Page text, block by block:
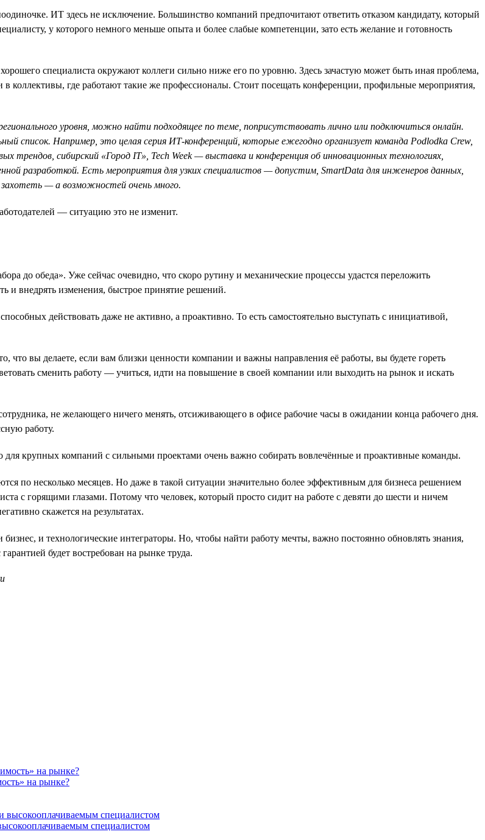
ИТ здесь не исключение. Большинство компаний предпочитают ответить отказом кандидату, который
у которого немного меньше опыта и более слабые компетенции, зато есть желание и готовность
специалиста окружают коллеги сильно ниже его по уровню. Здесь зачастую может быть иная проблема,
коллективы, где работают такие же профессионалы. Стоит посещать конференции, профильные мероприятия,
уровня, можно найти подходящее по теме, поприсутствовать лично или подключиться онлайн.
список. Например, это целая серия ИТ-конференций, которые ежегодно организует команда Podlodka Crew,
сибирский «Город IT», Tech Week — выставка и конференция об инновационных технологиях,
разработкой. Есть мероприятия для узких специалистов — допустим, SmartData для инженеров данных,
— а возможностей очень много.
— ситуацию это не изменит.
до обеда». Уже сейчас очевидно, что скоро рутину и механические процессы удастся переложить
и внедрять изменения, быстрое принятие решений.
действовать даже не активно, а проактивно. То есть самостоятельно выступать с инициативой,
что вы делаете, если вам близки ценности компании и важны направления её работы, вы будете гореть
сменить работу — учиться, идти на повышение в своей компании или выходить на рынок и искать
не желающего ничего менять, отсиживающего в офисе рабочие часы в ожидании конца рабочего дня.
работу.
для крупных компаний с сильными проектами очень важно собирать вовлечённые и проактивные команды.
по несколько месяцев. Но даже в такой ситуации значительно более эффективным для бизнеса решением
с горящими глазами. Потому что человек, который просто сидит на работе с девяти до шести и ничем
скажется на результатах.
и технологические интеграторы. Но, чтобы найти работу мечты, важно постоянно обновлять знания,
будет востребован на рынке труда.
на рынке?
специалистом